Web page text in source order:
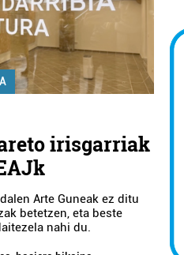
irisgarriak
Arte Guneak ez ditu
betetzen, eta beste
nahi du.